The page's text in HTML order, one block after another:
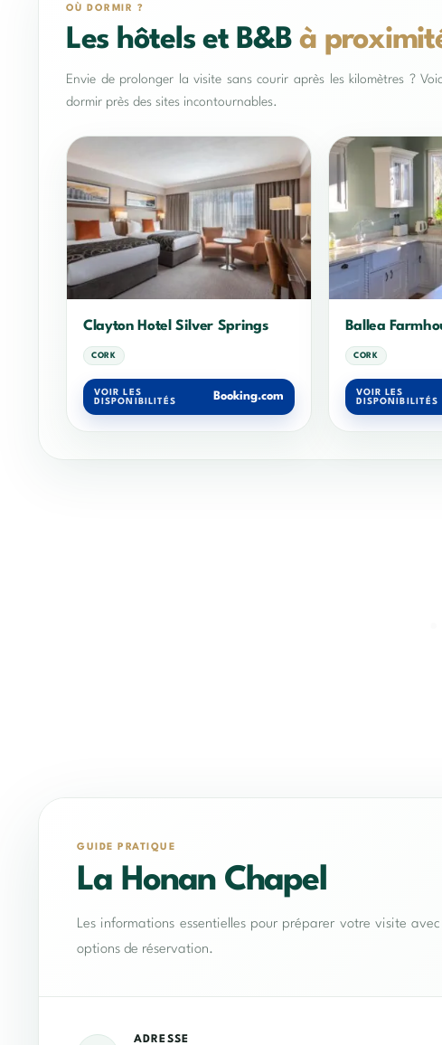
OÙ DORMIR ?
Les hôtels et B&Bà
Envie de prolonger la visite sans courir après les kilomètres ?
dormir près des sites incontournables.
Clayton Hotel Silver Springs
CORK
VOIR LES
DISPONIBILITÉS
Booking.com
Ballea
CORK
VOIR LES
DISPONIBILITÉS
GUIDE PRATIQUE
La Honan Chapel
Les informations essentielles pour préparer votre visite
options de réservation.
ADRESSE